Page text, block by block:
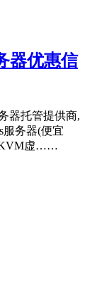
器优惠信
器托管提供商,
服务器(便宜
KVM虚……